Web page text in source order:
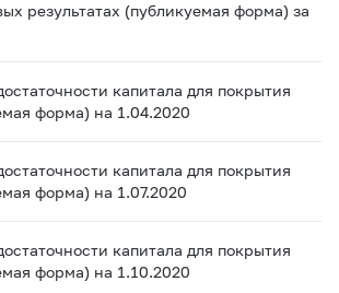
результатах (публикуемая форма) за
капитала для покрытия
форма) на 1.04.2020
капитала для покрытия
форма) на 1.07.2020
капитала для покрытия
форма) на 1.10.2020